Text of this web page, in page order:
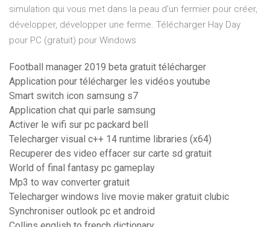
simulation qui vous met dans la peau d’un fermier pour créer,
développer, développer une ferme. Télécharger Hay Day
pour PC (gratuit) pour Windows
Football manager 2019 beta gratuit télécharger
Application pour télécharger les vidéos youtube
Smart switch icon samsung s7
Application chat qui parle samsung
Activer le wifi sur pc packard bell
Telecharger visual c++ 14 runtime libraries (x64)
Recuperer des video effacer sur carte sd gratuit
World of final fantasy pc gameplay
Mp3 to wav converter gratuit
Telecharger windows live movie maker gratuit clubic
Synchroniser outlook pc et android